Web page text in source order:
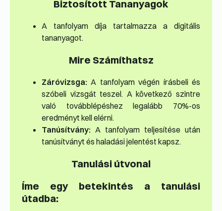
Biztosított Tananyagok
A tanfolyam díja tartalmazza a digitális
tananyagot.
Mire Számíthatsz
Záróvizsga: A tanfolyam végén írásbeli és
szóbeli vizsgát teszel. A következő szintre
való továbblépéshez legalább 70%-os
eredményt kell elérni.
Tanúsítvány: A tanfolyam teljesítése után
tanúsítványt és haladási jelentést kapsz.
Tanulási útvonal
Íme egy betekintés a tanulási
útadba: